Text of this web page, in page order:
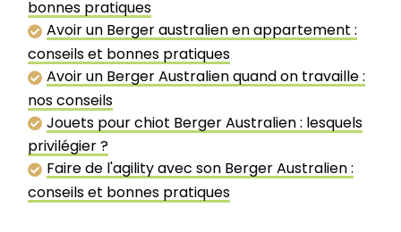
bonnes pratiques
Avoir un Berger australien en appartement :
conseils et bonnes pratiques
Avoir un Berger Australien quand on travaille :
nos conseils
Jouets pour chiot Berger Australien : lesquels
privilégier ?
Faire de l'agility avec son Berger Australien :
conseils et bonnes pratiques